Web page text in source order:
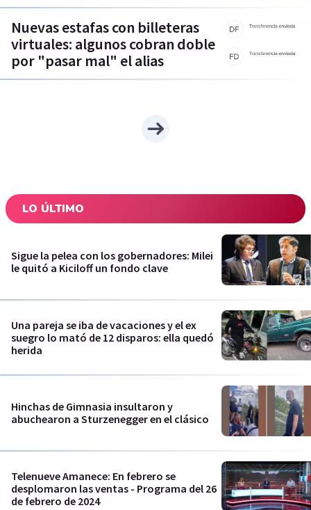
Nuevas estafas con billeteras
virtuales: algunos cobran doble
por "pasar mal" el alias
LO ÚLTIMO
Sigue la pelea con los gobernadores: Milei
le quitó a Kiciloff un fondo clave
Una pareja se iba de vacaciones y el ex
suegro lo mató de 12 disparos: ella quedó
herida
Hinchas de Gimnasia insultaron y
abuchearon a Sturzenegger en el clásico
Telenueve Amanece: En febrero se
desplomaron las ventas - Programa del 26
de febrero de 2024